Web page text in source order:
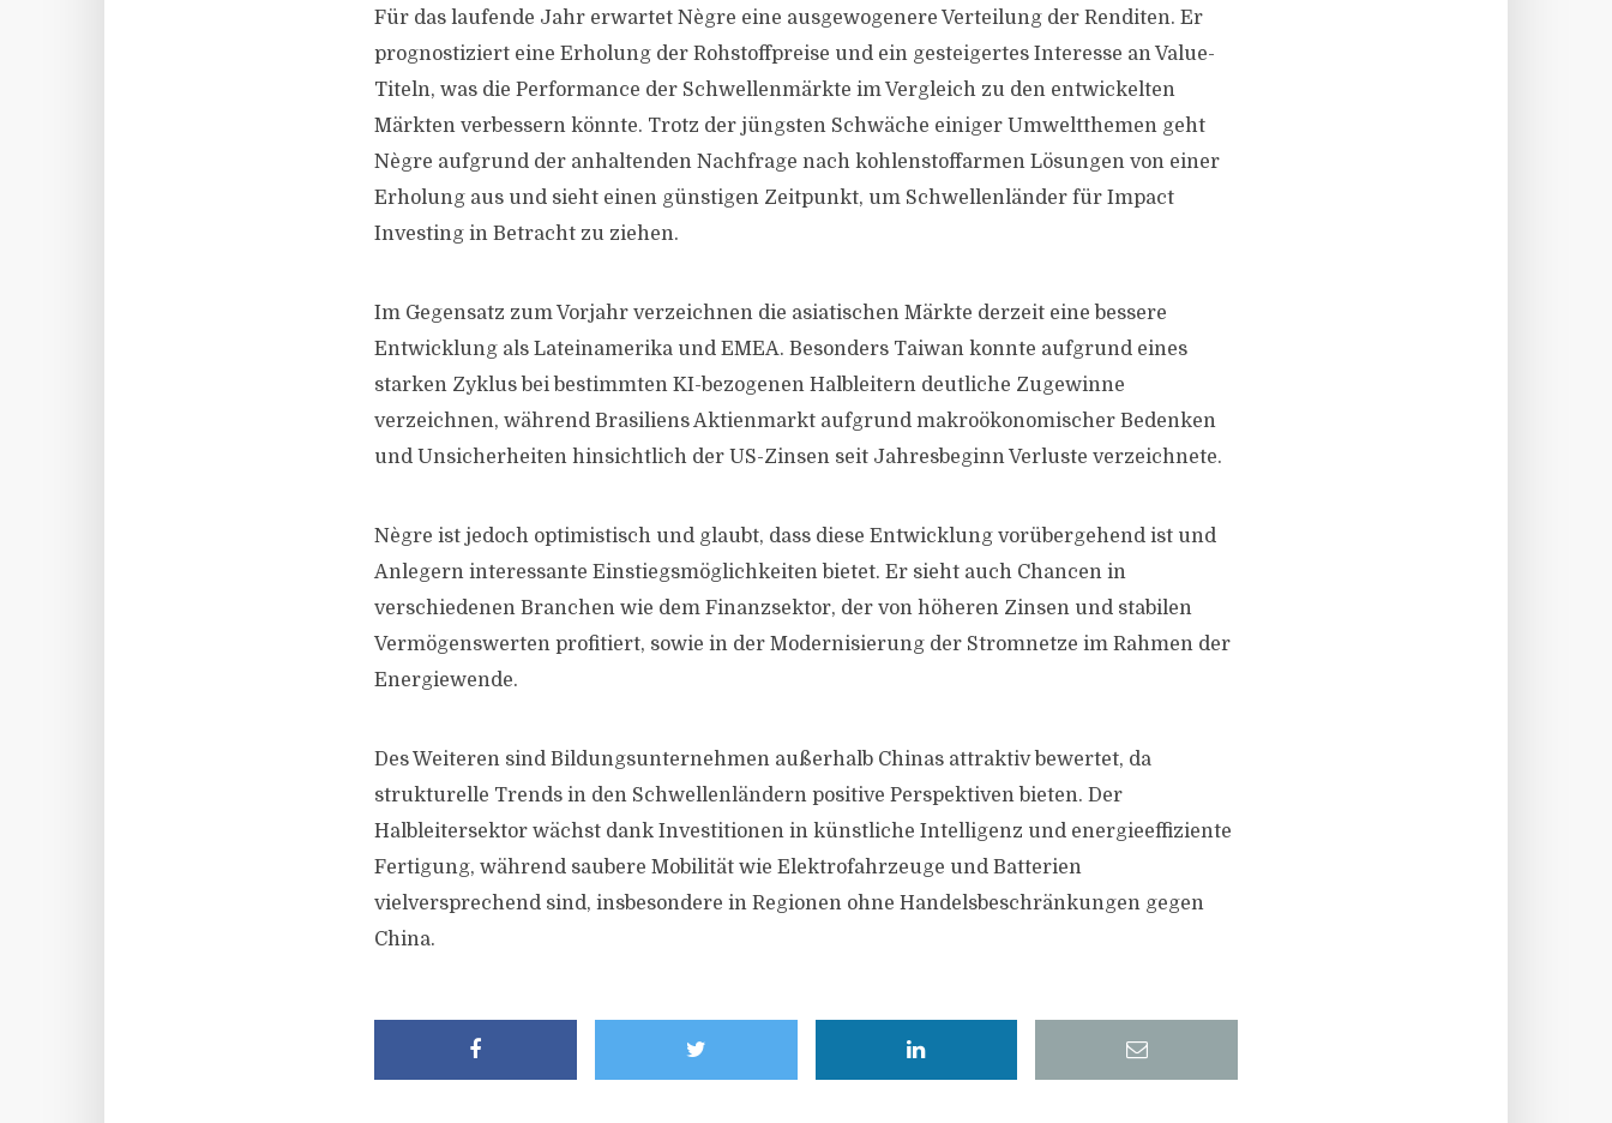
Für das laufende Jahr erwartet Nègre eine ausgewogenere Verteilung der Renditen. Er
prognostiziert eine Erholung der Rohstoffpreise und ein gesteigertes Interesse an Value-
Titeln, was die Performance der Schwellenmärkte im Vergleich zu den entwickelten
Märkten verbessern könnte. Trotz der jüngsten Schwäche einiger Umweltthemen geht
Nègre aufgrund der anhaltenden Nachfrage nach kohlenstoffarmen Lösungen von einer
Erholung aus und sieht einen günstigen Zeitpunkt, um Schwellenländer für Impact
Investing in Betracht zu ziehen.
Im Gegensatz zum Vorjahr verzeichnen die asiatischen Märkte derzeit eine bessere
Entwicklung als Lateinamerika und EMEA. Besonders Taiwan konnte aufgrund eines
starken Zyklus bei bestimmten KI-bezogenen Halbleitern deutliche Zugewinne
verzeichnen, während Brasiliens Aktienmarkt aufgrund makroökonomischer Bedenken
und Unsicherheiten hinsichtlich der US-Zinsen seit Jahresbeginn Verluste verzeichnete.
Nègre ist jedoch optimistisch und glaubt, dass diese Entwicklung vorübergehend ist und
Anlegern interessante Einstiegsmöglichkeiten bietet. Er sieht auch Chancen in
verschiedenen Branchen wie dem Finanzsektor, der von höheren Zinsen und stabilen
Vermögenswerten profitiert, sowie in der Modernisierung der Stromnetze im Rahmen der
Energiewende.
Des Weiteren sind Bildungsunternehmen außerhalb Chinas attraktiv bewertet, da
strukturelle Trends in den Schwellenländern positive Perspektiven bieten. Der
Halbleitersektor wächst dank Investitionen in künstliche Intelligenz und energieeffiziente
Fertigung, während saubere Mobilität wie Elektrofahrzeuge und Batterien
vielversprechend sind, insbesondere in Regionen ohne Handelsbeschränkungen gegen
China.